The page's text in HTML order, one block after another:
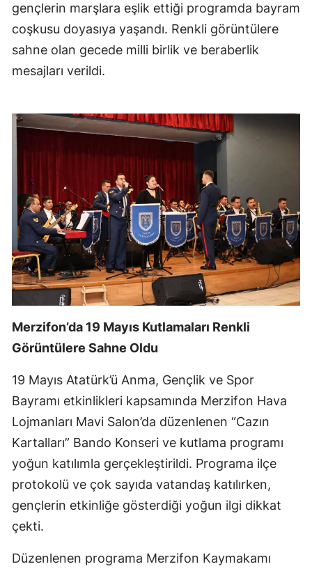
gençlerin marşlara eşlik ettiği programda bayram
coşkusu doyasıya yaşandı. Renkli görüntülere
sahne olan gecede milli birlik ve beraberlik
mesajları verildi.
Merzifon’da 19 Mayıs Kutlamaları Renkli
Görüntülere Sahne Oldu
19 Mayıs Atatürk’ü Anma, Gençlik ve Spor
Bayramı etkinlikleri kapsamında Merzifon Hava
Lojmanları Mavi Salon’da düzenlenen “Cazın
Kartalları” Bando Konseri ve kutlama programı
yoğun katılımla gerçekleştirildi. Programa ilçe
protokolü ve çok sayıda vatandaş katılırken,
gençlerin etkinliğe gösterdiği yoğun ilgi dikkat
çekti.
Düzenlenen programa Merzifon Kaymakamı